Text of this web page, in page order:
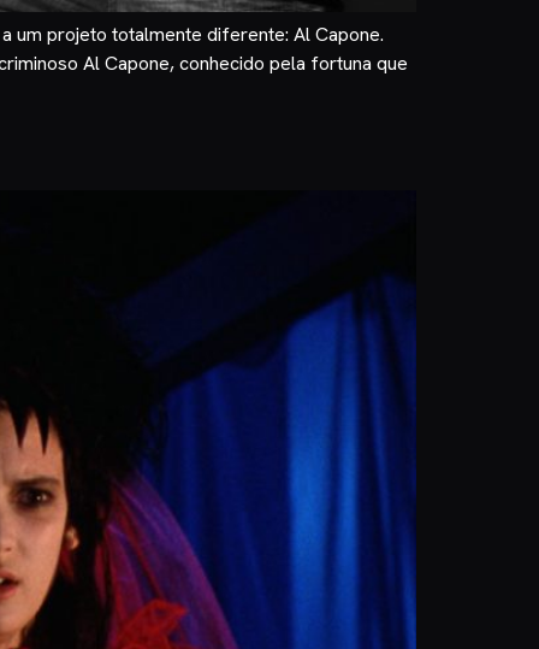
um projeto totalmente diferente: Al Capone.
Al Capone, conhecido pela fortuna que